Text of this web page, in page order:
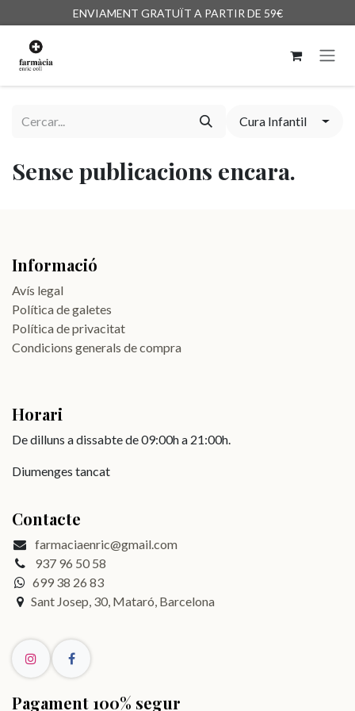
Skip to ContentENVIAMENT GRATUÏT A PARTIR DE 59€
Cura Infantil
Sense publicacions encara.
Informació
Avís legal
Política de galetes
Política de privacitat
Condicions generals de compra
Horari
De dilluns a dissabte de 09:00h a 21:00h.
Diumenges tancat
Contacte
farmaciaenric@gmail.com
937 96 50 58
699 38 26 83
Sant Josep, 30, Mataró, Barcelona
Pagament 100% segur